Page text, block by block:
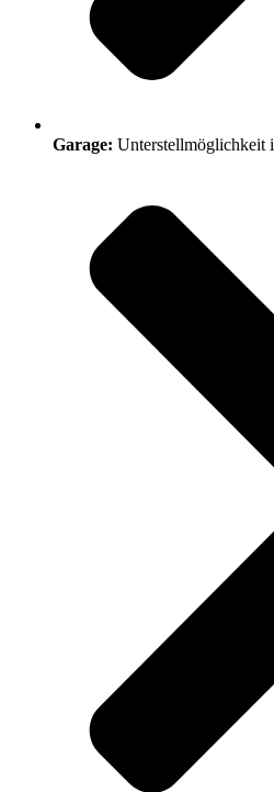
Garage: Unterstellmöglichkeit